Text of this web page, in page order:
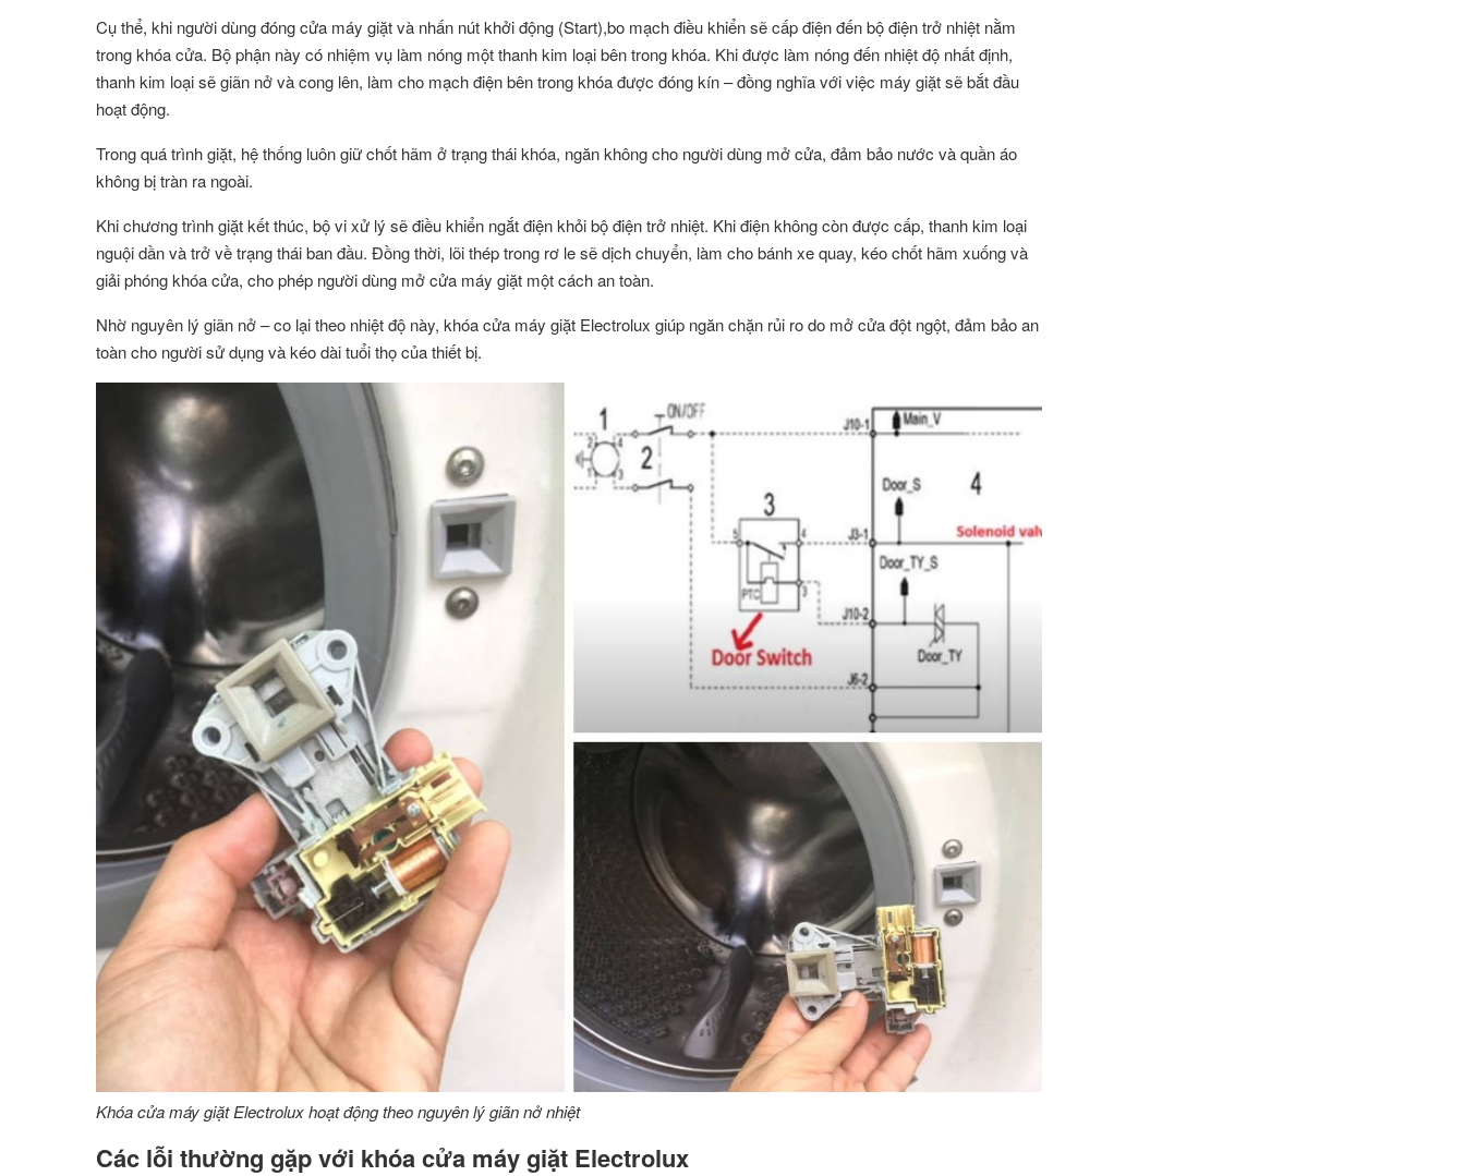
Cụ thể, khi người dùng đóng cửa máy giặt và nhấn nút khởi động (Start),bo mạch điều khiển sẽ cấp điện đến bộ điện trở nhiệt nằm
trong khóa cửa. Bộ phận này có nhiệm vụ làm nóng một thanh kim loại bên trong khóa. Khi được làm nóng đến nhiệt độ nhất định,
thanh kim loại sẽ giãn nở và cong lên, làm cho mạch điện bên trong khóa được đóng kín – đồng nghĩa với việc máy giặt sẽ bắt đầu
hoạt động.
Trong quá trình giặt, hệ thống luôn giữ chốt hãm ở trạng thái khóa, ngăn không cho người dùng mở cửa, đảm bảo nước và quần áo
không bị tràn ra ngoài.
Khi chương trình giặt kết thúc, bộ vi xử lý sẽ điều khiển ngắt điện khỏi bộ điện trở nhiệt. Khi điện không còn được cấp, thanh kim loại
nguội dần và trở về trạng thái ban đầu. Đồng thời, lõi thép trong rơ le sẽ dịch chuyển, làm cho bánh xe quay, kéo chốt hãm xuống và
giải phóng khóa cửa, cho phép người dùng mở cửa máy giặt một cách an toàn.
Nhờ nguyên lý giãn nở – co lại theo nhiệt độ này, khóa cửa máy giặt Electrolux giúp ngăn chặn rủi ro do mở cửa đột ngột, đảm bảo an
toàn cho người sử dụng và kéo dài tuổi thọ của thiết bị.
Khóa cửa máy giặt Electrolux hoạt động theo nguyên lý giãn nở nhiệt
Các lỗi thường gặp với khóa cửa máy giặt Electrolux